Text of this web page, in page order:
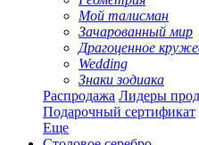
Мой талисман
Зачарованный мир
Драгоценное
Wedding
Знаки зодиака
Распродажа Лидеры
Подарочный сертификат
Еще